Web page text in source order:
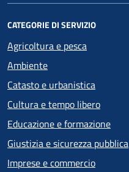
CATEGORIE DI SERVIZIO
Agricoltura e pesca
Ambiente
Catasto e urbanistica
Cultura e tempo libero
Educazione e formazione
Giustizia e sicurezza pubblica
Imprese e commercio